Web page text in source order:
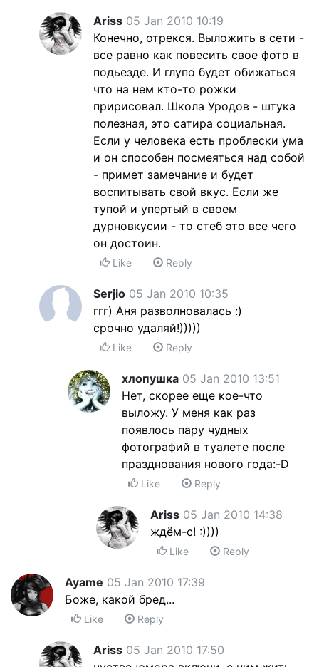
Ariss 05 Jan 2010 10:19
Конечно, отрекся. Выложить в сети -
все равно как повесить свое фото в
подьезде. И глупо будет обижаться
что на нем кто-то рожки
пририсовал. Школа Уродов - штука
полезная, это сатира социальная.
Если у человека есть проблески ума
и он способен посмеяться над собой
- примет замечание и будет
воспитывать свой вкус. Если же
тупой и упертый в своем
дурновкусии - то стеб это все чего
он достоин.
Like Reply
Serjio 05 Jan 2010 10:35
ггг) Аня разволновалась :)
срочно удаляй!)))))
Like Reply
хлопушка 05 Jan 2010 13:51
Нет, скорее еще кое-что
выложу. У меня как раз
появлось пару чудных
фотографий в туалете после
празднования нового года:-D
Like Reply
Ariss 05 Jan 2010 14:38
ждём-с! :))))
Like Reply
Ayame 05 Jan 2010 17:39
Боже, какой бред...
Like Reply
Ariss 05 Jan 2010 17:50